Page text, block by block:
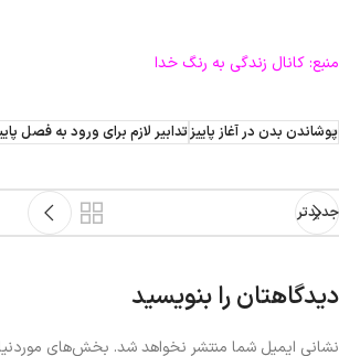
منبع: کانال زندگی به رنگ خدا
پوشاندن بدن در آغاز پاییزتدابیر لازم برای ورود به فصل
جدیدتر
دیدگاهتان را بنویسید
نشانی ایمیل شما منتشر نخواهد شد. بخش‌های